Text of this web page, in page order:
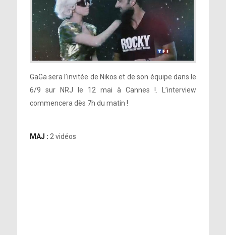
GaGa sera l’invitée de Nikos et de son équipe dans le
6/9 sur NRJ le 12 mai à Cannes !. L’interview
commencera dès 7h du matin !
MAJ : 2 vidéos